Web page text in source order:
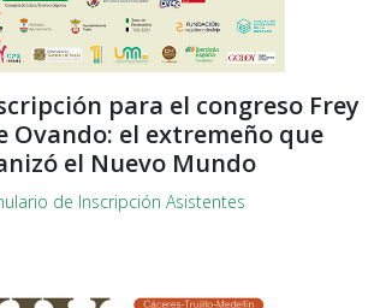
para el congreso Frey
Ovando: el extremeño que
el Nuevo Mundo
de Inscripción Asistentes